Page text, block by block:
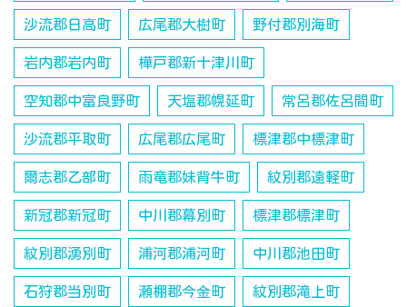
沙流郡日高町 広尾郡大樹町 野付郡別海町
岩内郡岩内町 樺戸郡新十津川町
空知郡中富良野町 天塩郡幌延町 常呂郡佐呂間町
沙流郡平取町 広尾郡広尾町 標津郡中標津町
爾志郡乙部町 雨竜郡妹背牛町 紋別郡遠軽町
新冠郡新冠町 中川郡幕別町 標津郡標津町
紋別郡湧別町 浦河郡浦河町 中川郡池田町
石狩郡当別町 瀬棚郡今金町 紋別郡滝上町